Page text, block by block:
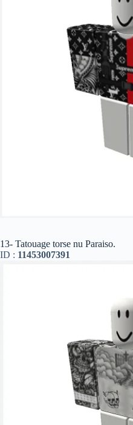
13- Tatouage torse nu Paraiso.
ID : 11453007391